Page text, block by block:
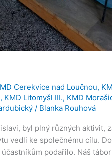
Cerekvice nad Loučnou,
, KMD Litomyšl III., KMD
/ Blanka Rouhová
byl plný různých aktivit,
vedli ke společnému cílu.
podařilo. Náš